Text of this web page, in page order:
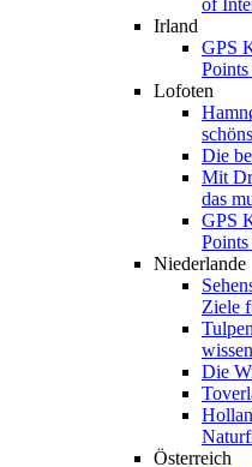
of
Irland
GPS
Lofoten
Die
Mit
das
GPS
Niederlande
Ziele
wissen
Die
Österreich